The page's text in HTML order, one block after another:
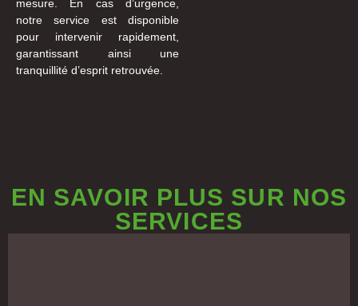
mesure. En cas d’urgence,
notre service est disponible
pour intervenir rapidement,
garantissant ainsi une
tranquillité d’esprit retrouvée.
EN SAVOIR PLUS SUR NOS
SERVICES